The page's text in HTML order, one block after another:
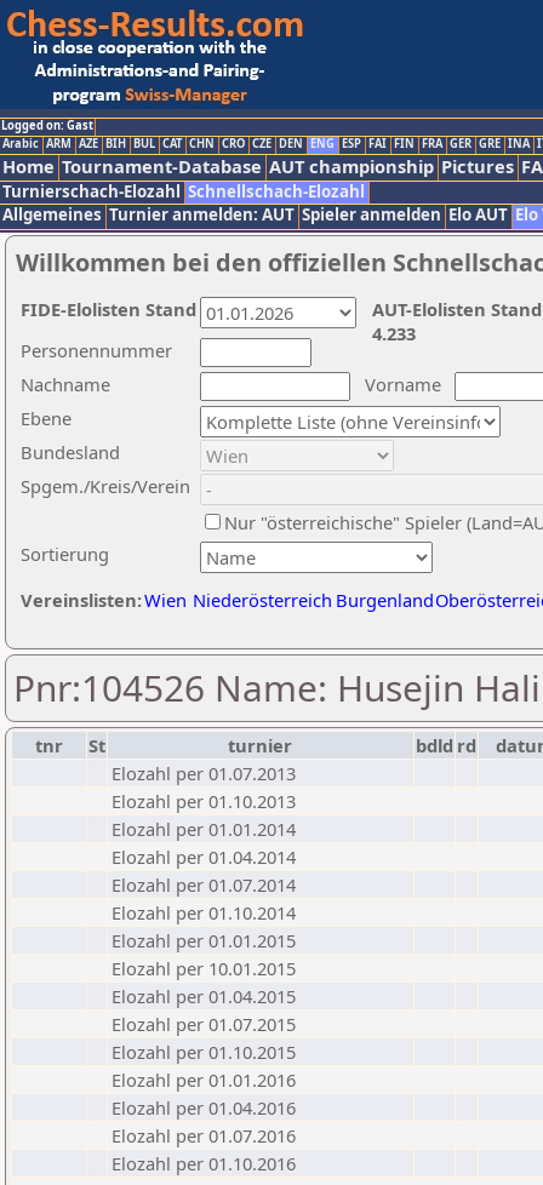
Logged on: Gast
Arabic ARM AZE BIH BUL CAT CHN CRO CZE DEN ENG ESP FAI FIN FRA GER GRE INA
Home Tournament-Database AUT championship Pictures
Turnierschach-Elozahl Schnellschach-Elozahl
Allgemeines Turnier anmelden: AUT Spieler anmelden Elo AUT
Willkommen bei den offiziellen
Nachname
Vorname
Ebene
Sortierung
Personennummer
Bundesland
Spgem./Kreis/Verein
Nur "österreichische" Spieler
Vereinslisten:Wien Niederösterreich Burgenland
AUT-Elolisten
4.233
FIDE-Elolisten Stand
Pnr:104526 Name: Husejin
tnr St turnier bdld rd
Elozahl per 01.07.2013
Elozahl per 01.10.2013
Elozahl per 01.01.2014
Elozahl per 01.04.2014
Elozahl per 01.07.2014
Elozahl per 01.10.2014
Elozahl per 01.01.2015
Elozahl per 10.01.2015
Elozahl per 01.04.2015
Elozahl per 01.07.2015
Elozahl per 01.10.2015
Elozahl per 01.01.2016
Elozahl per 01.04.2016
Elozahl per 01.07.2016
Elozahl per 01.10.2016